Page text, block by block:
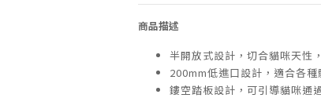
商品描述
半開放式設計，切合貓咪天性
200mm低進口設計，適合各種
鏤空踏板設計，可引導貓咪通